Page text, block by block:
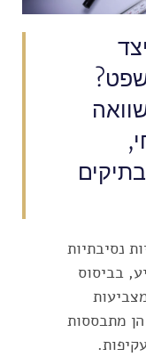
נסיבתיות
בביסוס
מתבססות